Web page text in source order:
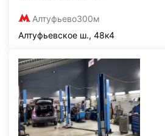
Алтуфьево300м
Алтуфьевское ш., 48к4